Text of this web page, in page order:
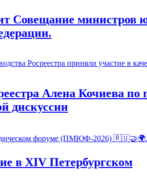
Совещание министров
Алена Кочиева
дискуссии
в XIV Петербургском